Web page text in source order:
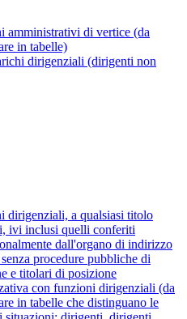
amministrativi di vertice (da
in tabelle)
dirigenziali (dirigenti non
dirigenziali, a qualsiasi titolo
ivi inclusi quelli conferiti
dall'organo di indirizzo
procedure pubbliche di
e titolari di posizione
con funzioni dirigenziali (da
in tabelle che distinguano le